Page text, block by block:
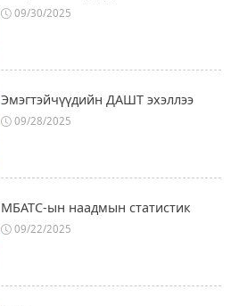
09/30/2025
Эмэгтэйчүүдийн ДАШТ эхэллээ
09/28/2025
МБАТС-ын наадмын статистик
09/22/2025